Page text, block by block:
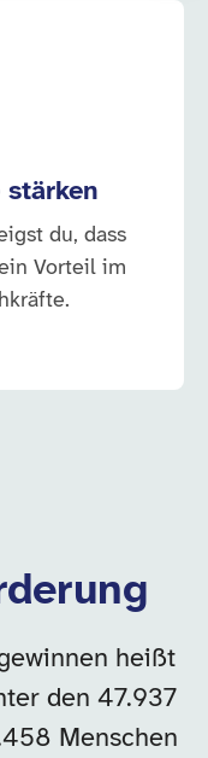
stärken
du, dass
Vorteil im
heißt
den 47.937
Menschen